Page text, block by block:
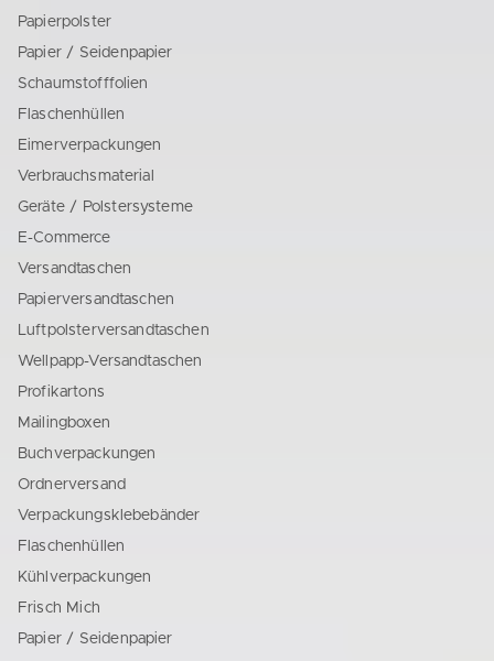
Papierpolster
Papier / Seidenpapier
Schaumstofffolien
Flaschenhüllen
Eimerverpackungen
Verbrauchsmaterial
Geräte / Polstersysteme
E-Commerce
Versandtaschen
Papierversandtaschen
Luftpolsterversandtaschen
Wellpapp-Versandtaschen
Profikartons
Mailingboxen
Buchverpackungen
Ordnerversand
Verpackungsklebebänder
Flaschenhüllen
Kühlverpackungen
Frisch Mich
Papier / Seidenpapier